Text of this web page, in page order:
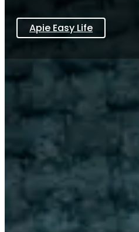
Apie Easy Life